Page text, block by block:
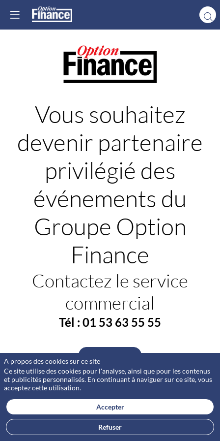
Vous souhaitez
devenir partenaire
privilégié des
événements du
Groupe Option
Finance
Contactez le service
commercial
Tél : 01 53 63 55 55
A propos des cookies sur ce site
Ce site utilise des cookies pour l'analyse, ainsi que pour les contenus
et publicités personnalisés. En continuant à naviguer sur ce site, vous
acceptez cette utilisation.
Accepter
Refuser